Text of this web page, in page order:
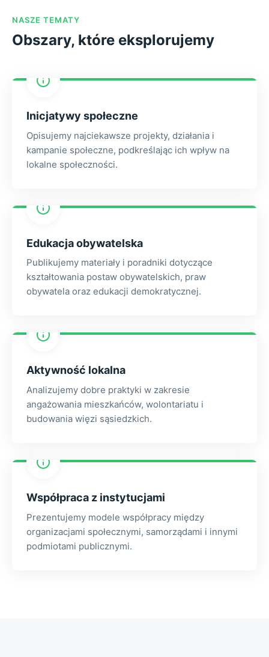
NASZE TEMATY
Obszary, które eksplorujemy
Inicjatywy społeczne
Opisujemy najciekawsze projekty, działania i
kampanie społeczne, podkreślając ich wpływ na
lokalne społeczności.
Edukacja obywatelska
Publikujemy materiały i poradniki dotyczące
kształtowania postaw obywatelskich, praw
obywatela oraz edukacji demokratycznej.
Aktywność lokalna
Analizujemy dobre praktyki w zakresie
angażowania mieszkańców, wolontariatu i
budowania więzi sąsiedzkich.
Współpraca z instytucjami
Prezentujemy modele współpracy między
organizacjami społecznymi, samorządami i innymi
podmiotami publicznymi.